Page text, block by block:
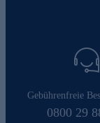
Gebührenfreie
0800 29